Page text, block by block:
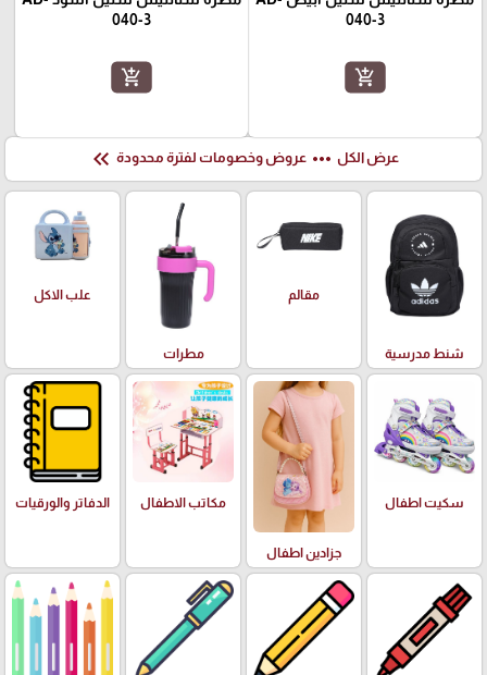
040-3
add_shopping_cart
040-3
add_shopping_cart
عرض الكل more_horiz عروض وخصومات لفترة محدودة keyboard_double_arrow_left
شنط مدرسية
مقالم
مطرات
علب الاكل
سكيت اطفال
جزادين اطفال
مكاتب الاطفال الدفاتر والورقيات